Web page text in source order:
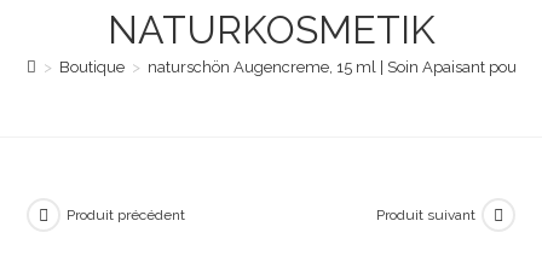
NATURKOSMETIK
> Boutique > naturschön Augencreme, 15 ml | Soin Apaisant pour
Produit précédent Produit suivant